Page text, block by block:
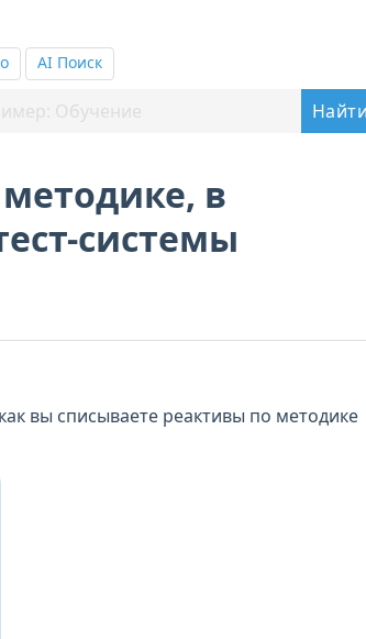
AI Поиск
в
системы
вы списываете реактивы по методике